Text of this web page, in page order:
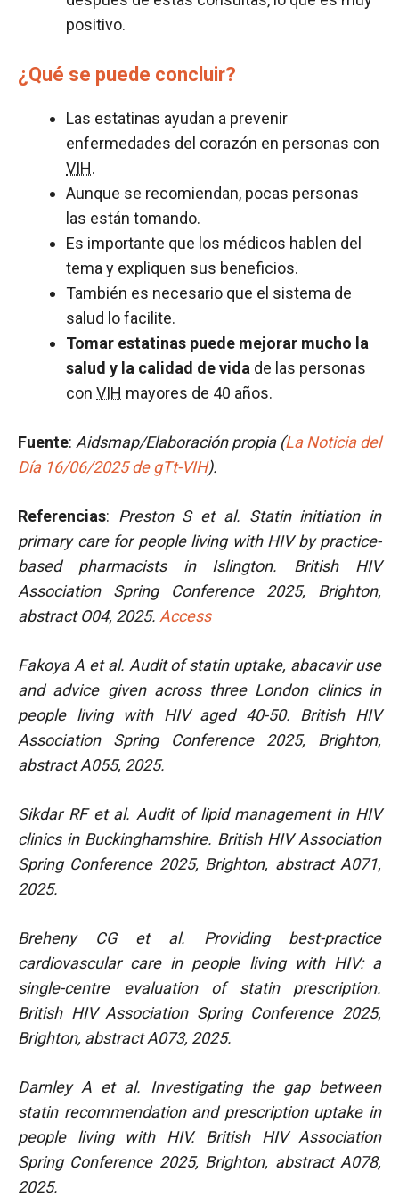
positivo.
¿Qué se puede concluir?
Las estatinas ayudan a prevenir
enfermedades del corazón en personas con
VIH.
Aunque se recomiendan, pocas personas
las están tomando.
Es importante que los médicos hablen del
tema y expliquen sus beneficios.
También es necesario que el sistema de
salud lo facilite.
Tomar estatinas puede mejorar mucho la
salud y la calidad de vida de las personas
con VIH mayores de 40 años.
Fuente: Aidsmap/Elaboración propia (La Noticia del
Día 16/06/2025 de gTt-VIH).
Referencias: Preston S et al. Statin initiation in
primary care for people living with HIV by practice-
based pharmacists in Islington. British HIV
Association Spring Conference 2025, Brighton,
abstract O04, 2025. Access
Fakoya A et al. Audit of statin uptake, abacavir use
and advice given across three London clinics in
people living with HIV aged 40-50. British HIV
Association Spring Conference 2025, Brighton,
abstract A055, 2025.
Sikdar RF et al. Audit of lipid management in HIV
clinics in Buckinghamshire. British HIV Association
Spring Conference 2025, Brighton, abstract A071,
2025.
Breheny CG et al. Providing best-practice
cardiovascular care in people living with HIV: a
single-centre evaluation of statin prescription.
British HIV Association Spring Conference 2025,
Brighton, abstract A073, 2025.
Darnley A et al. Investigating the gap between
statin recommendation and prescription uptake in
people living with HIV. British HIV Association
Spring Conference 2025, Brighton, abstract A078,
2025.